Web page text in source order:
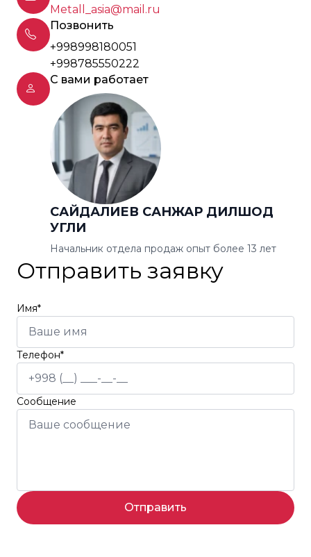
Metall_asia@mail.ru
Позвонить
+998998180051
+998785550222
С вами работает
САЙДАЛИЕВ САНЖАР ДИЛШОД
УГЛИ
Начальник отдела продаж опыт более 13 лет
Отправить заявку
Имя*
Телефон*
Сообщение
Отправить